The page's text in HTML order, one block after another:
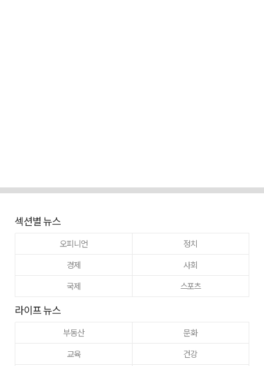
섹션별 뉴스
오피니언
정치
경제
사회
국제
스포츠
라이프 뉴스
부동산
문화
교육
건강